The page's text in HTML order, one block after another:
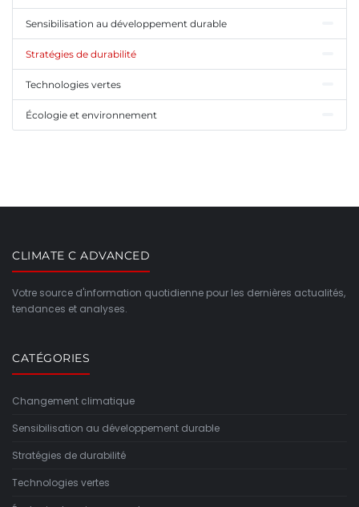
Sensibilisation au développement durable
Stratégies de durabilité
Technologies vertes
Écologie et environnement
CLIMATE C ADVANCED
Votre source d'information quotidienne pour les dernières actualités,
tendances et analyses.
CATÉGORIES
Changement climatique
Sensibilisation au développement durable
Stratégies de durabilité
Technologies vertes